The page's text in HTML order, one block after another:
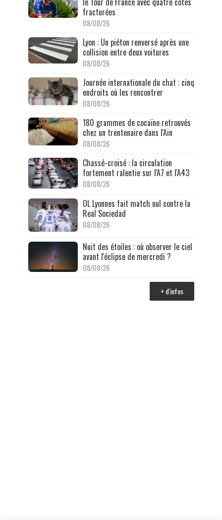
fracturées
08/08/26
Lyon : Un piéton renversé après une
collision entre deux voitures
08/08/26
Journée internationale du chat : cinq
endroits où les rencontrer
08/08/26
180 grammes de cocaïne retrouvés
chez un trentenaire dans l'Ain
08/08/26
Chassé-croisé : la circulation
fortement ralentie sur l'A7 et l'A43
08/08/26
OL Lyonnes fait match nul contre la
Real Sociedad
08/08/26
Nuit des étoiles : où observer le ciel
avant l'éclipse de mercredi ?
08/08/26
+ d'infos